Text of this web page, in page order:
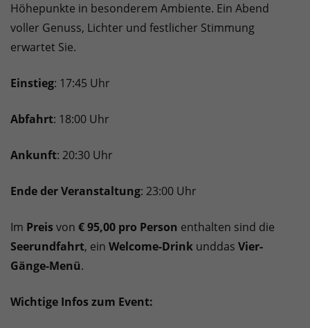
Höhepunkte in besonderem Ambiente. Ein Abend
voller Genuss, Lichter und festlicher Stimmung
erwartet Sie.
Einstieg: 17:45 Uhr
Abfahrt: 18:00 Uhr
Ankunft: 20:30 Uhr
Ende der Veranstaltung: 23:00 Uhr
Im Preisvon € 95,00 pro Person enthalten sind die
Seerundfahrt, ein Welcome-Drink unddas Vier-
Gänge-Menü.
Wichtige Infos zum Event: